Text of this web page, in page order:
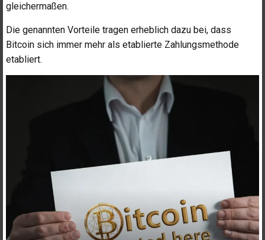
gleichermaßen.
Die genannten Vorteile tragen erheblich dazu bei, dass
Bitcoin sich immer mehr als etablierte Zahlungsmethode
etabliert.